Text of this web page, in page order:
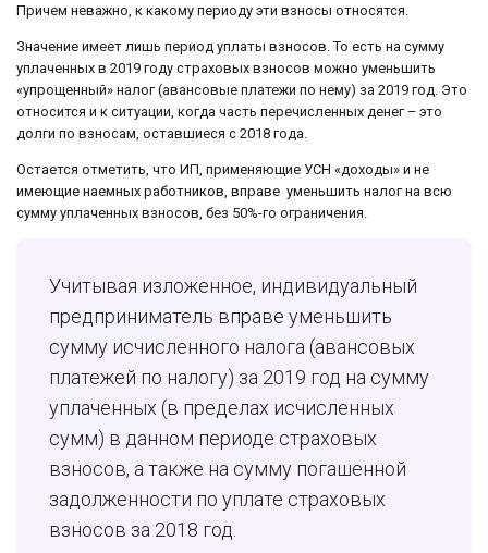
Причем неважно, к какому периоду эти взносы относятся.
Значение имеет лишь период уплаты взносов. То есть на сумму
уплаченных в 2019 году страховых взносов можно уменьшить
«упрощенный» налог (авансовые платежи по нему) за 2019 год. Это
относится и к ситуации, когда часть перечисленных денег – это
долги по взносам, оставшиеся с 2018 года.
Остается отметить, что ИП, применяющие УСН «доходы» и не
имеющие наемных работников, вправе уменьшить налог на всю
сумму уплаченных взносов, без 50%-го ограничения.
Учитывая изложенное, индивидуальный
предприниматель вправе уменьшить
сумму исчисленного налога (авансовых
платежей по налогу) за 2019 год на сумму
уплаченных (в пределах исчисленных
сумм) в данном периоде страховых
взносов, а также на сумму погашенной
задолженности по уплате страховых
взносов за 2018 год.